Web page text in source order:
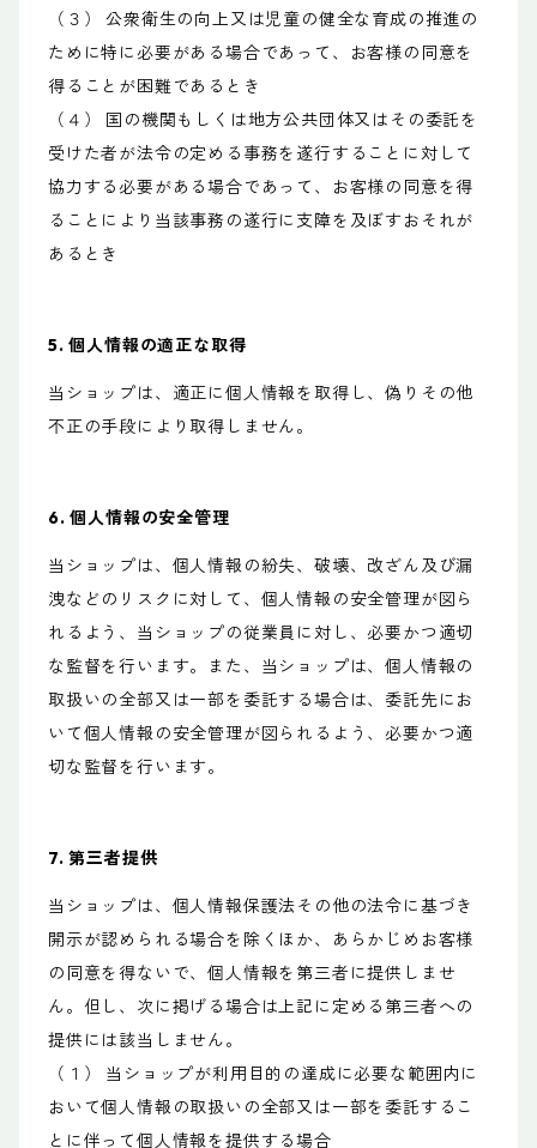
（３） 公衆衛生の向上又は児童の健全な育成の推進の
ために特に必要がある場合であって、お客様の同意を
得ることが困難であるとき
（４） 国の機関もしくは地方公共団体又はその委託を
受けた者が法令の定める事務を遂行することに対して
協力する必要がある場合であって、お客様の同意を得
ることにより当該事務の遂行に支障を及ぼすおそれが
あるとき
5. 個人情報の適正な取得
当ショップは、適正に個人情報を取得し、偽りその他
不正の手段により取得しません。
6. 個人情報の安全管理
当ショップは、個人情報の紛失、破壊、改ざん及び漏
洩などのリスクに対して、個人情報の安全管理が図ら
れるよう、当ショップの従業員に対し、必要かつ適切
な監督を行います。また、当ショップは、個人情報の
取扱いの全部又は一部を委託する場合は、委託先にお
いて個人情報の安全管理が図られるよう、必要かつ適
切な監督を行います。
7. 第三者提供
当ショップは、個人情報保護法その他の法令に基づき
開示が認められる場合を除くほか、あらかじめお客様
の同意を得ないで、個人情報を第三者に提供しませ
ん。但し、次に掲げる場合は上記に定める第三者への
提供には該当しません。
（１） 当ショップが利用目的の達成に必要な範囲内に
おいて個人情報の取扱いの全部又は一部を委託するこ
とに伴って個人情報を提供する場合